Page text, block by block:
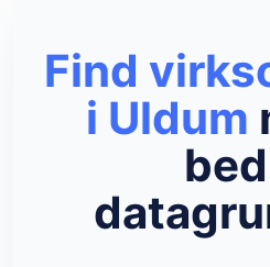
Find
i Uldum